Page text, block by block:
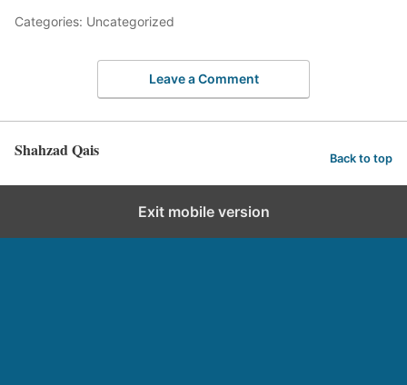
Categories: Uncategorized
Leave a Comment
Shahzad Qais Back to top
Exit mobile version